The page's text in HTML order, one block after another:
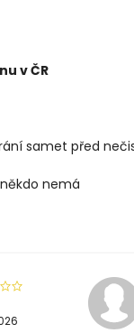
v ČR
samet před
nemá